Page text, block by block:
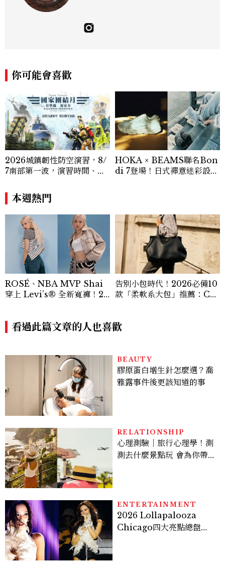
你可能會喜歡
2026城鎮韌性防空演習，8/
7南部第一波，演習時間、可
HOKA × BEAMS聯名Bon
di 7登場！日式禪意迷彩設計
本週熱門
ROSÉ、NBA MVP Shai
穿上 Levi’s® 全新寬褲！20
告別小包時代！2026必備10
款「柔軟系大包」推薦：Ch
看過此篇文章的人也喜歡
BEAUTY
膠原蛋白增生針怎麼選？喬
雅露事件後更該知道的事
RELATIONSHIP
心理測驗｜旅行心理學！測
測去什麼景點玩 會為你帶來
ENTERTAINMENT
2026 Lollapalooza
Chicago四大亮點總盤